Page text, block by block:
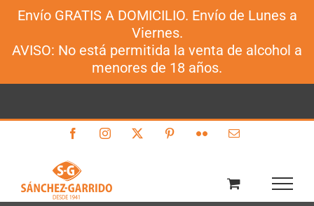
Envío GRATIS A DOMICILIO. Envío de Lunes a
Viernes.
AVISO: No está permitida la venta de alcohol a
menores de 18 años.
FacebookInstagram PinterestFlickr Correo
Sánchez-Garrido